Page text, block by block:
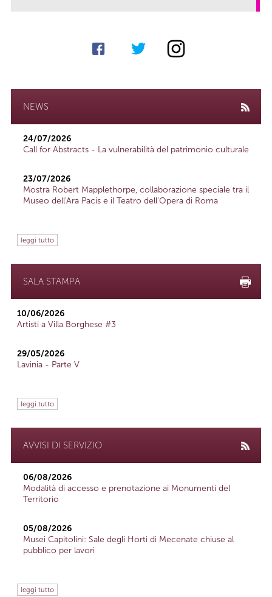
NEWS
24/07/2026
Call for Abstracts - La vulnerabilità del patrimonio culturale
23/07/2026
Mostra Robert Mapplethorpe, collaborazione speciale tra il
Museo dell'Ara Pacis e il Teatro dell'Opera di Roma
leggi tutto
SALA STAMPA
10/06/2026
Artisti a Villa Borghese #3
29/05/2026
Lavinia - Parte V
leggi tutto
AVVISI DI SERVIZIO
06/08/2026
Modalità di accesso e prenotazione ai Monumenti del
Territorio
05/08/2026
Musei Capitolini: Sale degli Horti di Mecenate chiuse al
pubblico per lavori
leggi tutto